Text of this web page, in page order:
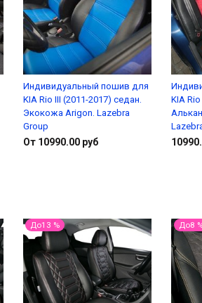
Индивидуальный пошив для
KIA Rio III (2011-2017) седан.
Экокожа Arigon. Lazebra
Group
От 10990.00 руб
KIA
До13 % До8